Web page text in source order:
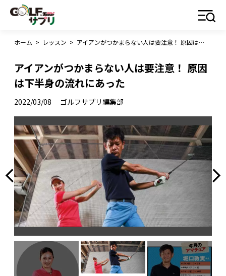
ホーム > レッスン > アイアンがつかまらない人は要注意！ 原因は下半身の流れにあった
アイアンがつかまらない人は要注意！ 原因
は下半身の流れにあった
2022/03/08 ゴルフサプリ編集部